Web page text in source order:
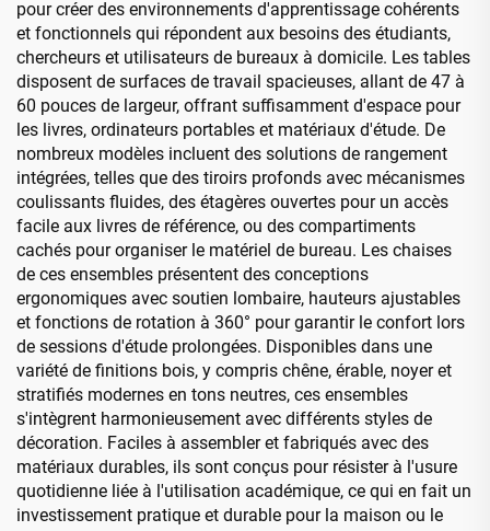
pour créer des environnements d'apprentissage cohérents
et fonctionnels qui répondent aux besoins des étudiants,
chercheurs et utilisateurs de bureaux à domicile. Les tables
disposent de surfaces de travail spacieuses, allant de 47 à
60 pouces de largeur, offrant suffisamment d'espace pour
les livres, ordinateurs portables et matériaux d'étude. De
nombreux modèles incluent des solutions de rangement
intégrées, telles que des tiroirs profonds avec mécanismes
coulissants fluides, des étagères ouvertes pour un accès
facile aux livres de référence, ou des compartiments
cachés pour organiser le matériel de bureau. Les chaises
de ces ensembles présentent des conceptions
ergonomiques avec soutien lombaire, hauteurs ajustables
et fonctions de rotation à 360° pour garantir le confort lors
de sessions d'étude prolongées. Disponibles dans une
variété de finitions bois, y compris chêne, érable, noyer et
stratifiés modernes en tons neutres, ces ensembles
s'intègrent harmonieusement avec différents styles de
décoration. Faciles à assembler et fabriqués avec des
matériaux durables, ils sont conçus pour résister à l'usure
quotidienne liée à l'utilisation académique, ce qui en fait un
investissement pratique et durable pour la maison ou le